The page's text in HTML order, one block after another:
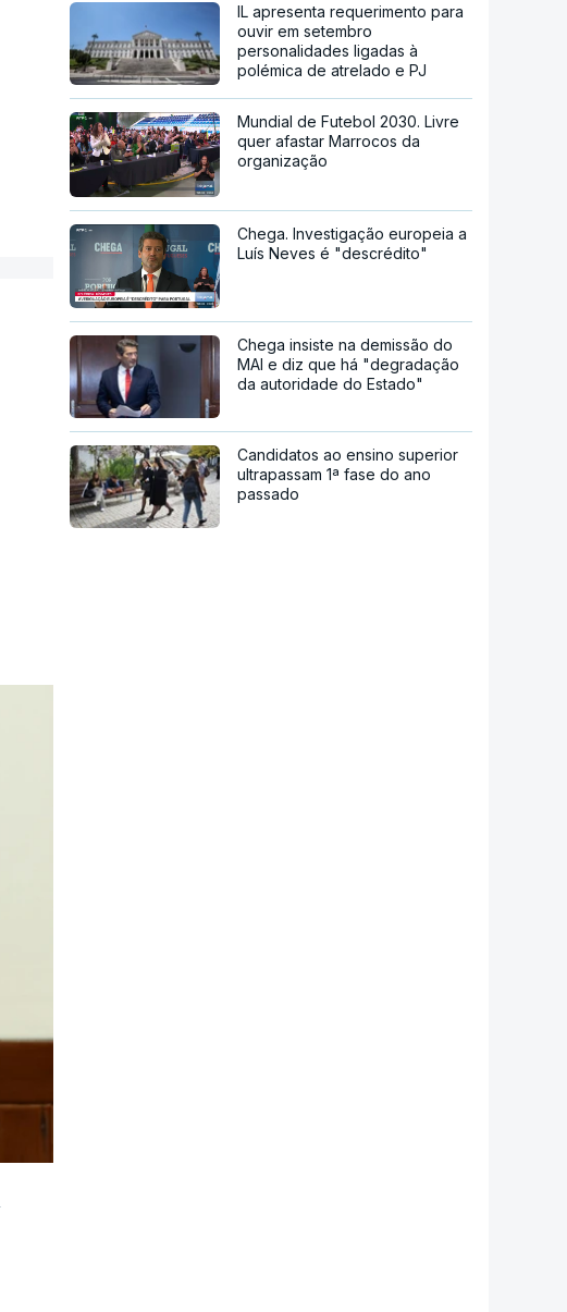
IL apresenta requerimento para
ouvir em setembro
personalidades ligadas à
polémica de atrelado e PJ
Mundial de Futebol 2030. Livre
quer afastar Marrocos da
organização
Chega. Investigação europeia a
Luís Neves é "descrédito"
Chega insiste na demissão do
MAI e diz que há "degradação
da autoridade do Estado"
Candidatos ao ensino superior
ultrapassam 1ª fase do ano
passado